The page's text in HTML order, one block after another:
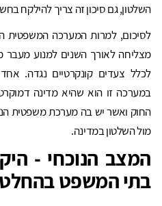
השלטון, גם סיכון זה צריך להילקח
לסיכום, למרות המערכה המשפטית
מצליחה לאורך השנים למנוע מעבר
לכלל צעדים קונקרטיים נגדה.
במערכה זו הוא שהיא מדינה
החוק ואשר יש בה מערכת משפטית
מול השלטון במדינה.
המצב הנוכחי -
בתי המשפט